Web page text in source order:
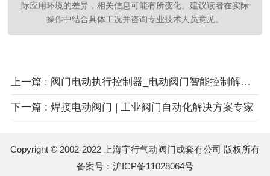
际应用环境的差异，相关信息可能有所变化。建议读者在实际
操作中结合具体工况并咨询专业技术人员意见。
上一篇 : 阀门电动执行控制器_电动阀门智能控制解决方案
下一篇 : 焊接电动阀门 | 工业阀门自动化解决方案专家
Copyright © 2002-2022 上海宇行气动阀门成套有公司 版权所有
备案号： 沪ICP备11028064号